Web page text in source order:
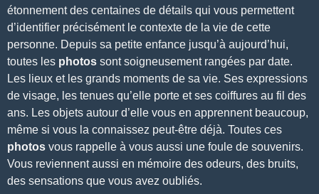
étonnement des centaines de détails qui vous permettent
d’identifier précisément le contexte de la vie de cette
personne. Depuis sa petite enfance jusqu’à aujourd’hui,
toutes les photos sont soigneusement rangées par date.
Les lieux et les grands moments de sa vie. Ses expressions
de visage, les tenues qu’elle porte et ses coiffures au fil des
ans. Les objets autour d’elle vous en apprennent beaucoup,
même si vous la connaissez peut-être déjà. Toutes ces
photos vous rappelle à vous aussi une foule de souvenirs.
Vous reviennent aussi en mémoire des odeurs, des bruits,
des sensations que vous avez oubliés.